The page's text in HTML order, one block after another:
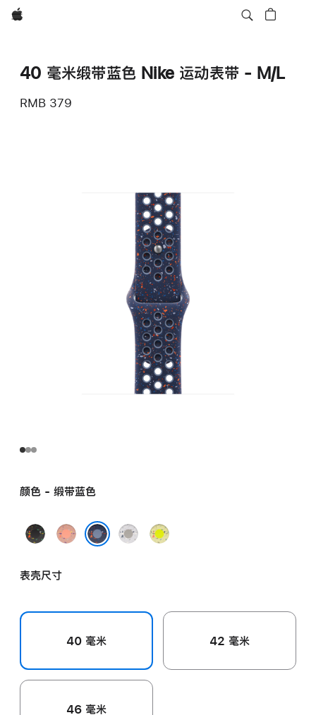
Apple
40 毫米缎带蓝色 Nike 运动表带 - M/L
RMB 379
颜色 - 缎带蓝色
午
黑
山
粉
朦
荧
表壳尺寸
40 毫米 42 毫米
46 毫米